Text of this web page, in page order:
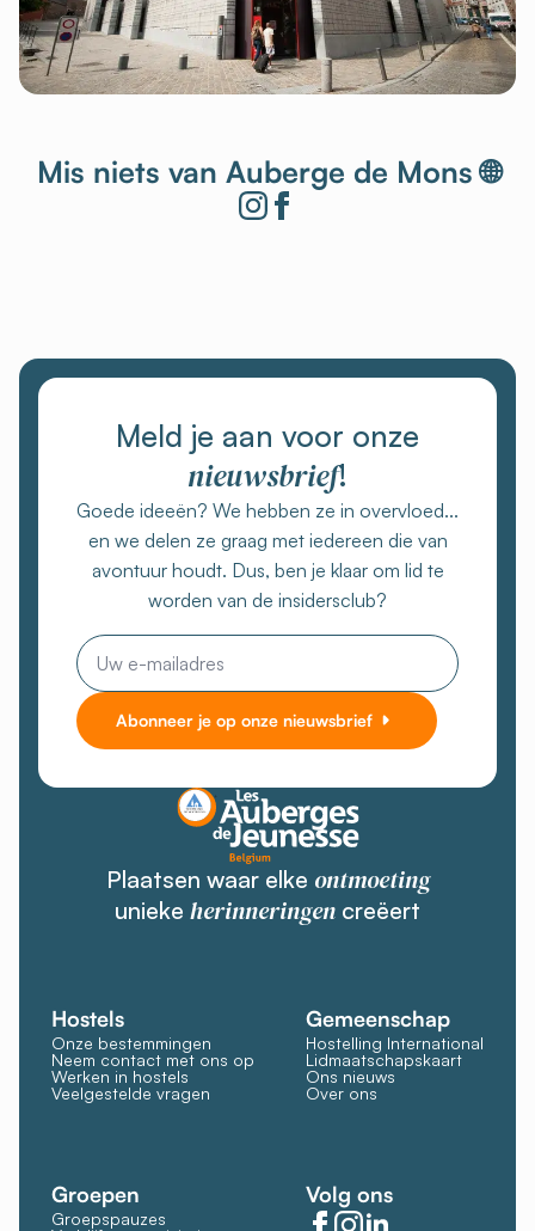
Mis niets van Auberge de Mons 🌐
Meld je aan voor onze
nieuwsbrief!
Goede ideeën? We hebben ze in overvloed...
en we delen ze graag met iedereen die van
avontuur houdt. Dus, ben je klaar om lid te
worden van de insidersclub?
E-
mail
Abonneer je op onze nieuwsbrief
Plaatsen waar elke ontmoeting
unieke herinneringen creëert
Hostels
Onze bestemmingen
Neem contact met ons op
Werken in hostels
Veelgestelde vragen
Gemeenschap
Hostelling International
Lidmaatschapskaart
Ons nieuws
Over ons
Groepen
Groepspauzes
Volg ons